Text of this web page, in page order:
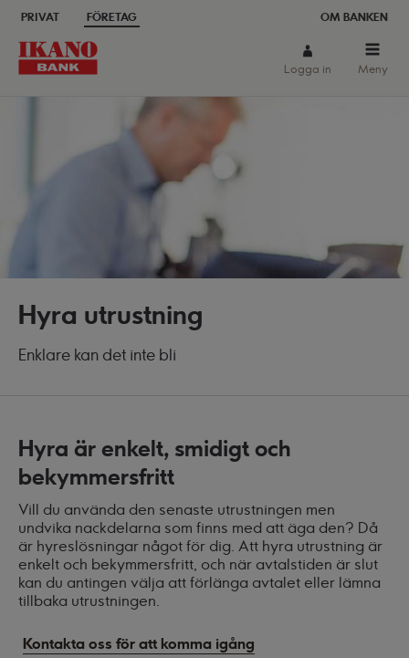
PRIVAT FÖRETAG OM BANKEN
Meny
Logga in
Sök
Hyra utrustning
Enklare kan det inte bli
Hyra är enkelt, smidigt och
bekymmersfritt
Vill du använda den senaste utrustningen men
undvika nackdelarna som finns med att äga den? Då
är hyreslösningar något för dig. Att hyra utrustning är
enkelt och bekymmersfritt, och när avtalstiden är slut
kan du antingen välja att förlänga avtalet eller lämna
tillbaka utrustningen.
Kontakta oss för att komma igång